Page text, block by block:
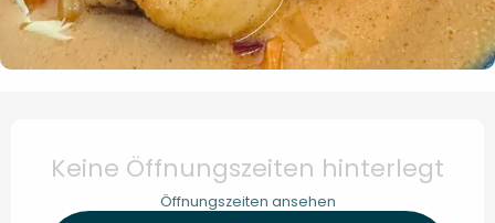
Keine Öffnungszeiten hinterlegt
Öffnungszeiten ansehen